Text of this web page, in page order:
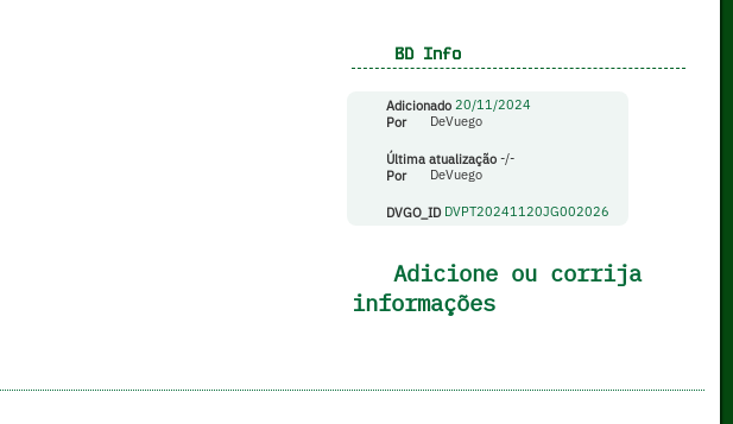
BD Info
Adicionado 20/11/2024
Por
DeVuego
Última atualização-/-
Por
DeVuego
DVGO_ID DVPT20241120JG002026
Adicione ou corrija
informações